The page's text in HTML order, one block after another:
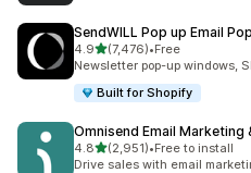
SendWILL Pop up Email
4.9별 5개 중
(7,476)
총 리뷰 7476개
•Free
Newsletter pop-up windows,
Built for Shopify
Omnisend Email Marketing
4.8별 5개 중
(2,951)
총 리뷰 2951개
•Free to install
Drive sales with email